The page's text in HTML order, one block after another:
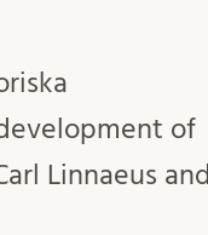
of
Linnaeus and